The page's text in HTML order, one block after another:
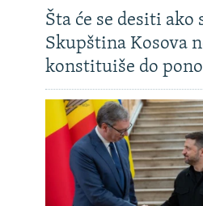
Šta će se desiti ako
Skupština Kosova
konstituiše do